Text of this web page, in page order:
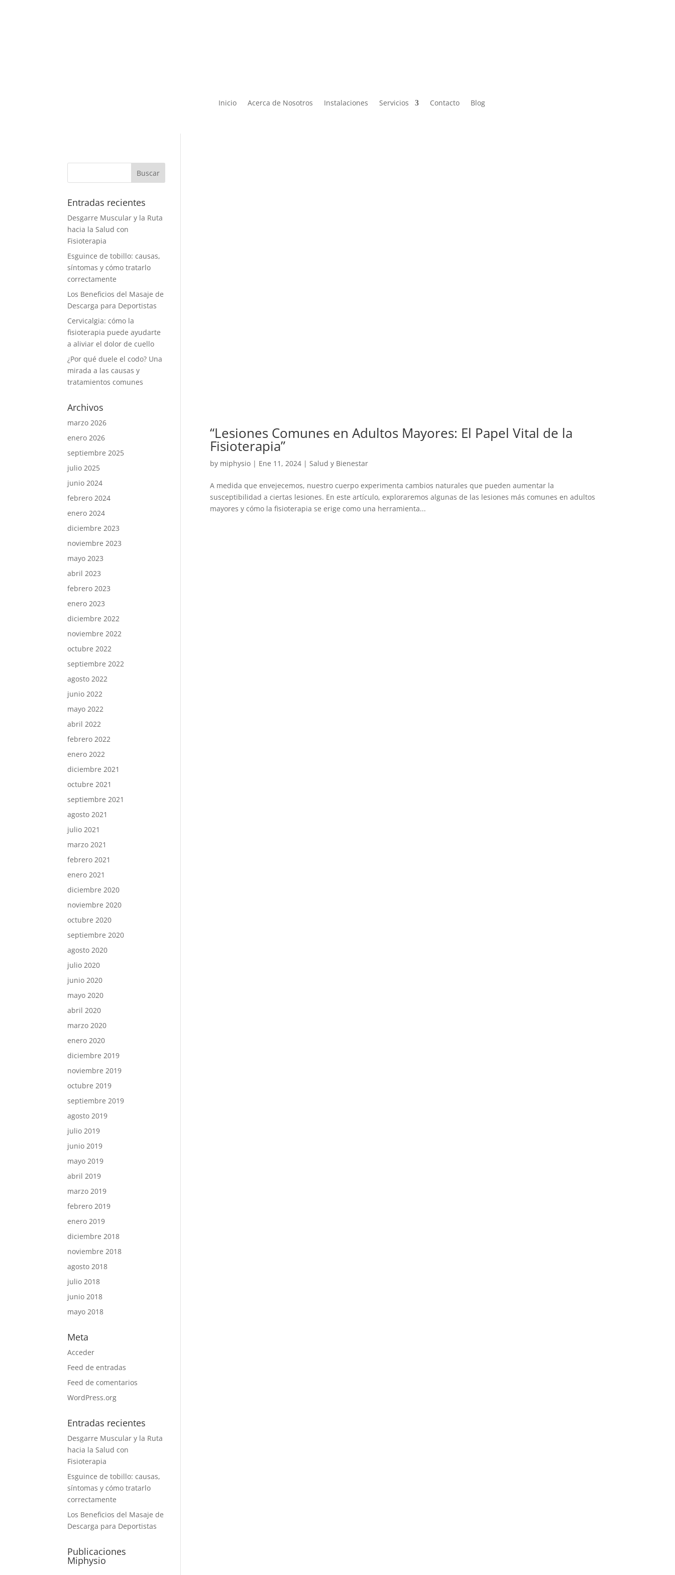
Inicio Acerca de Nosotros Instalaciones Servicios Contacto Blog
“Lesiones Comunes en Adultos Mayores: El Papel Vital de la
Fisioterapia”
by miphysio| Ene 11, 2024| Salud y Bienestar
A medida que envejecemos, nuestro cuerpo experimenta cambios naturales que pueden aumentar la
susceptibilidad a ciertas lesiones. En este artículo, exploraremos algunas de las lesiones más comunes en adultos
mayores y cómo la fisioterapia se erige como una herramienta...
Entradas recientes
Desgarre Muscular y la Ruta
hacia la Salud con
Fisioterapia
Esguince de tobillo: causas,
síntomas y cómo tratarlo
correctamente
Los Beneficios del Masaje de
Descarga para Deportistas
Cervicalgia: cómo la
fisioterapia puede ayudarte
a aliviar el dolor de cuello
¿Por qué duele el codo? Una
mirada a las causas y
tratamientos comunes
Archivos
marzo 2026
enero 2026
septiembre 2025
julio 2025
junio 2024
febrero 2024
enero 2024
diciembre 2023
noviembre 2023
mayo 2023
abril 2023
febrero 2023
enero 2023
diciembre 2022
noviembre 2022
octubre 2022
septiembre 2022
agosto 2022
junio 2022
mayo 2022
abril 2022
febrero 2022
enero 2022
diciembre 2021
octubre 2021
septiembre 2021
agosto 2021
julio 2021
marzo 2021
febrero 2021
enero 2021
diciembre 2020
noviembre 2020
octubre 2020
septiembre 2020
agosto 2020
julio 2020
junio 2020
mayo 2020
abril 2020
marzo 2020
enero 2020
diciembre 2019
noviembre 2019
octubre 2019
septiembre 2019
agosto 2019
julio 2019
junio 2019
mayo 2019
abril 2019
marzo 2019
febrero 2019
enero 2019
diciembre 2018
noviembre 2018
agosto 2018
julio 2018
junio 2018
mayo 2018
Meta
Acceder
Feed de entradas
Feed de comentarios
WordPress.org
Entradas recientes
Desgarre Muscular y la Ruta
hacia la Salud con
Fisioterapia
Esguince de tobillo: causas,
síntomas y cómo tratarlo
correctamente
Los Beneficios del Masaje de
Descarga para Deportistas
Publicaciones
Miphysio